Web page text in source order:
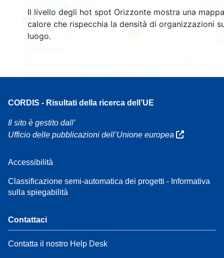
Il livello degli hot spot Orizzonte mostra una
calore che rispecchia la densità di organizzazioni
luogo.
4
7
CORDIS - Risultati della ricerca dell’UE
Il sito è gestito dall’
Ufficio delle pubblicazioni dell’Unione europea
Accessibilità
Classificazione semi-automatica dei progetti - Informativa
sulla spiegabilità
Contattaci
Contatta il nostro Help Desk